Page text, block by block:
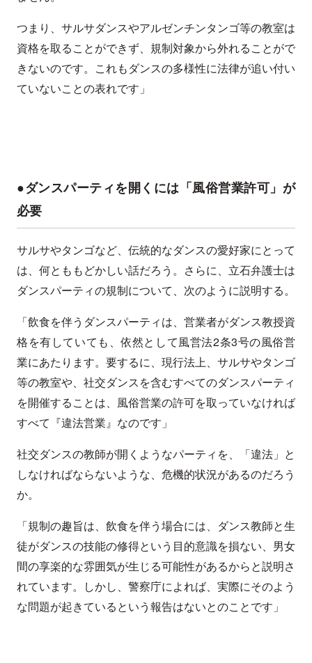
つまり、サルサダンスやアルゼンチンタンゴ等の教室は
資格を取ることができず、規制対象から外れることがで
きないのです。これもダンスの多様性に法律が追い付い
ていないことの表れです」
●ダンスパーティを開くには「風俗営業許可」が
必要
サルサやタンゴなど、伝統的なダンスの愛好家にとって
は、何とももどかしい話だろう。さらに、立石弁護士は
ダンスパーティの規制について、次のように説明する。
「飲食を伴うダンスパーティは、営業者がダンス教授資
格を有していても、依然として風営法2条3号の風俗営
業にあたります。要するに、現行法上、サルサやタンゴ
等の教室や、社交ダンスを含むすべてのダンスパーティ
を開催することは、風俗営業の許可を取っていなければ
すべて『違法営業』なのです」
社交ダンスの教師が開くようなパーティを、「違法」と
しなければならないような、危機的状況があるのだろう
か。
「規制の趣旨は、飲食を伴う場合には、ダンス教師と生
徒がダンスの技能の修得という目的意識を損ない、男女
間の享楽的な雰囲気が生じる可能性があるからと説明さ
れています。しかし、警察庁によれば、実際にそのよう
な問題が起きているという報告はないとのことです」